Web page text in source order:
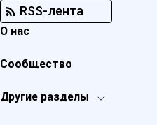
RSS-лента
Другие разделы
О нас
Сообщество